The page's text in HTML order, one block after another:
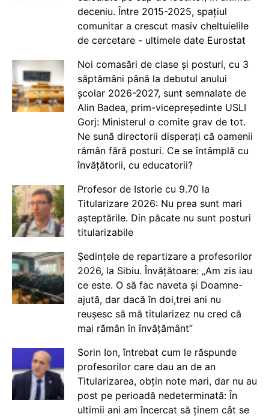
deceniu. Între 2015-2025, spațiul
comunitar a crescut masiv cheltuielile
de cercetare - ultimele date Eurostat
Noi comasări de clase și posturi, cu 3
săptămâni până la debutul anului
școlar 2026-2027, sunt semnalate de
Alin Badea, prim-vicepreședinte USLI
Gorj: Ministerul o comite grav de tot.
Ne sună directorii disperați că oamenii
rămân fără posturi. Ce se întâmplă cu
învățătorii, cu educatorii?
Profesor de Istorie cu 9.70 la
Titularizare 2026: Nu prea sunt mari
așteptările. Din păcate nu sunt posturi
titularizabile
Ședințele de repartizare a profesorilor
2026, la Sibiu. Învățătoare: „Am zis iau
ce este. O să fac naveta și Doamne-
ajută, dar dacă în doi,trei ani nu
reușesc să mă titularizez nu cred că
mai rămân în învățământ”
Sorin Ion, întrebat cum le răspunde
profesorilor care dau an de an
Titularizarea, obțin note mari, dar nu au
post pe perioadă nedeterminată: În
ultimii ani am încercat să ținem cât se